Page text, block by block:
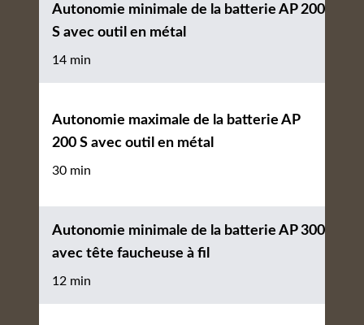
Autonomie minimale de la batterie AP 200
S avec outil en métal
14 min
Autonomie maximale de la batterie AP
200 S avec outil en métal
30 min
Autonomie minimale de la batterie AP 300
avec tête faucheuse à fil
12 min